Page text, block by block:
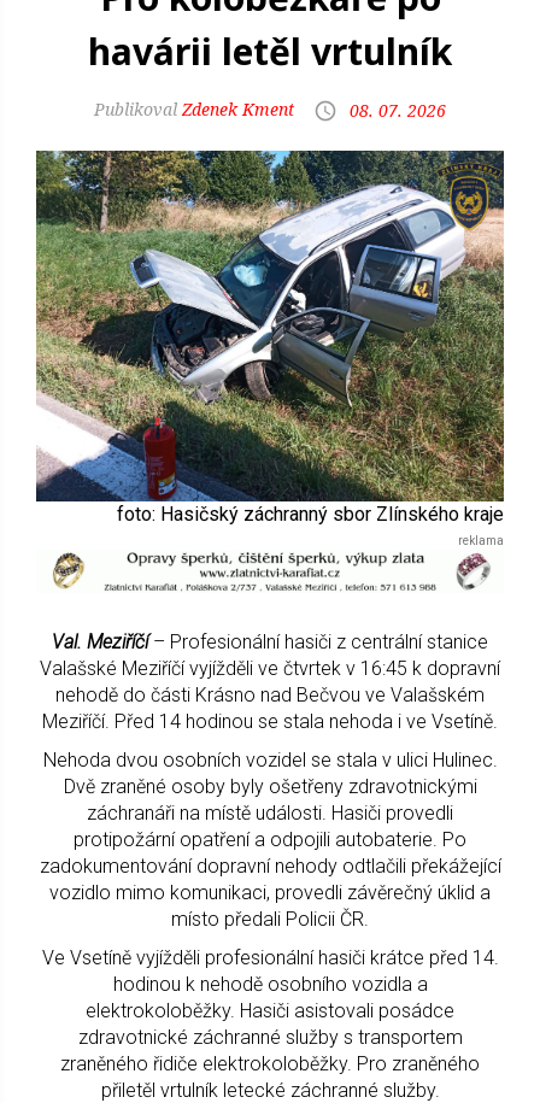
havárii letěl vrtulník
Zdenek Kment 08. 07. 2026
foto: Hasičský záchranný sbor Zlínského kraje
Val. Meziříčí– Profesionální hasiči z centrální stanice
Valašské Meziříčí vyjížděli ve čtvrtek v 16:45 k dopravní
nehodě do části Krásno nad Bečvou ve Valašském
Meziříčí. Před 14 hodinou se stala nehoda i ve Vsetíně.
Nehoda dvou osobních vozidel se stala v ulici Hulinec.
Dvě zraněné osoby byly ošetřeny zdravotnickými
záchranáři na místě události. Hasiči provedli
protipožární opatření a odpojili autobaterie. Po
zadokumentování dopravní nehody odtlačili překážející
vozidlo mimo komunikaci, provedli závěrečný úklid a
místo předali Policii ČR.
Ve Vsetíně vyjížděli profesionální hasiči krátce před 14.
hodinou k nehodě osobního vozidla a
elektrokoloběžky. Hasiči asistovali posádce
zdravotnické záchranné služby s transportem
zraněného řidiče elektrokoloběžky. Pro zraněného
přiletěl vrtulník letecké záchranné služby.